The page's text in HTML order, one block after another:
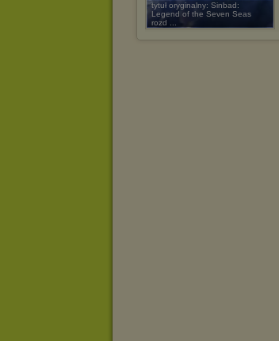
tytuł oryginalny: Sinbad:
Legend of the Seven Seas
rozd ...